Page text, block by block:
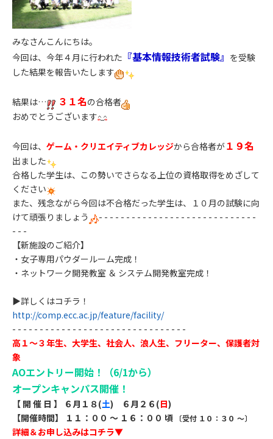
みなさんこんにちは。
今回は、今年４月に行われた 『基本情報技術者試験』 を受験
した結果を報告いたします
結果は… ３１名の合格者
おめでとうございます
今回は、 ゲーム・クリエイティブカレッジから合格者が１９名
出ました
合格した学生は、この勢いでさらなる上位の資格取得をめざして
ください
また、残念ながら今回は不合格だった学生は、１０月の試験に向
けて頑張りましょう
​- - - - - - - - - - - - - - - - - - - - - - - - - - - - -
- - -
【新施設のご紹介】
・女子専用パウダールーム完成！
・ネットワーク開発教室 ＆ システム開発教室完成！
▶詳しくはコチラ！
http://comp.ecc.ac.jp/feature/facility/
- - - - - - - - - - - - - - - - - - - - - - - - - - - - - - - -
高１～３年生、大学生、社会人、浪人生、フリーター、保護者対
象
AOエントリー開始！（6/1から）
オープンキャンパス開催！
【 開 催 日 】 ６月１８(土) ６月２６ (日)
【開催時間】 １１：００ ～ １６：００ 頃
〔受付 １０：３０ ～〕
詳細＆お申し込みはコチラ▼